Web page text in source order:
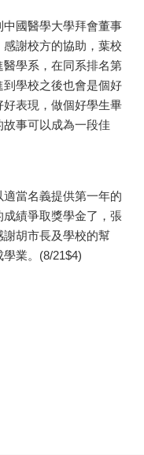
國醫學大學拜會董事
謝校方的協助，葉校
學系，在同系排名第
學校之後也會是個好
表現，做個好學生畢
事可以成為一段佳
當名義提供第一年的
績爭取獎學金了，張
胡市長及學校的幫
業。(8/21$4)